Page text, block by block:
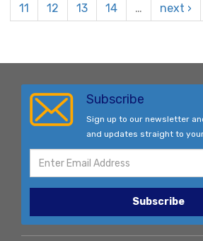
11
12 13 14 … next ›
Subscribe
Sign up to our newsletter
and updates straight to
Subscribe